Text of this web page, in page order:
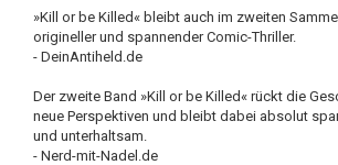
»Kill or be Killed« bleibt auch im zweiten
origineller und spannender Comic-Thriller.
- DeinAntiheld.de
Der zweite Band »Kill or be Killed« rückt die
neue Perspektiven und bleibt dabei absolut
und unterhaltsam.
- Nerd-mit-Nadel.de